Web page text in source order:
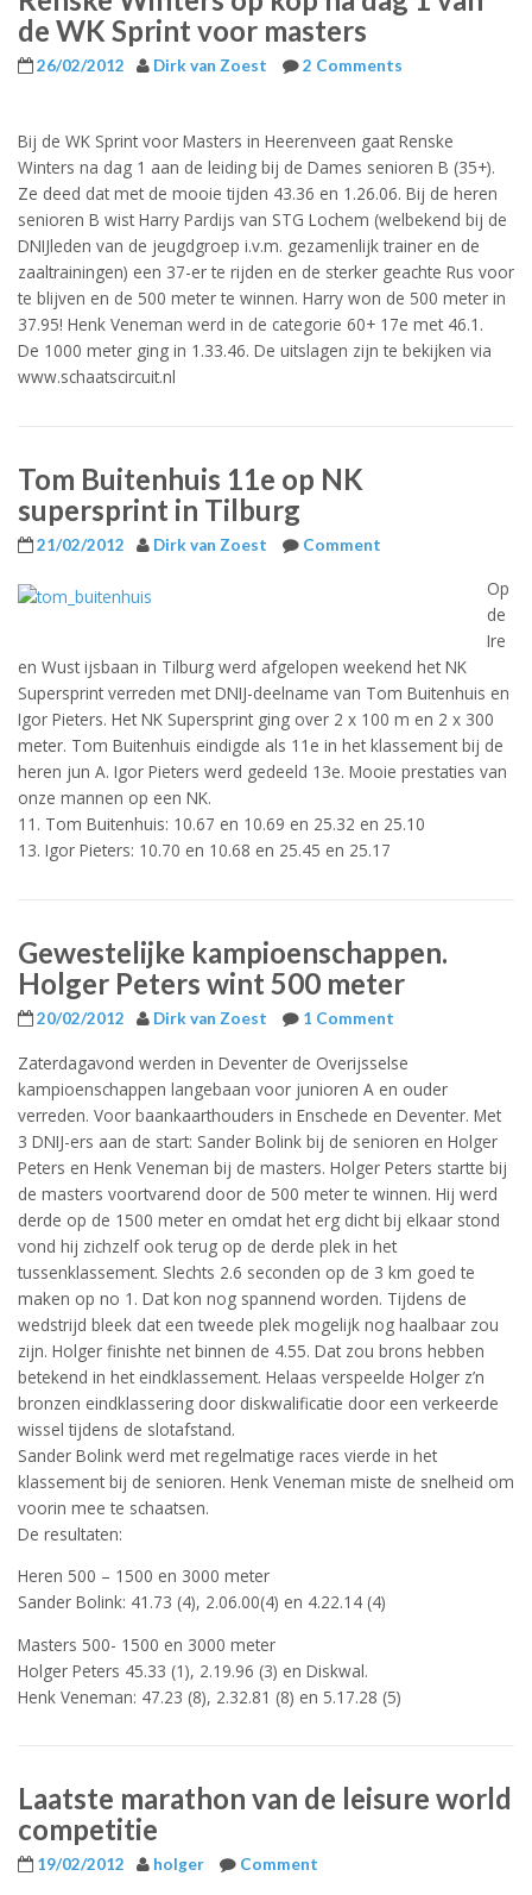
de WK Sprint voor masters
26/02/2012 Dirk van Zoest 2 Comments
Bij de WK Sprint voor Masters in Heerenveen gaat Renske
Winters na dag 1 aan de leiding bij de Dames senioren B (35+).
Ze deed dat met de mooie tijden 43.36 en 1.26.06. Bij de heren
senioren B wist Harry Pardijs van STG Lochem (welbekend bij de
DNIJleden van de jeugdgroep i.v.m. gezamenlijk trainer en de
zaaltrainingen) een 37-er te rijden en de sterker geachte Rus voor
te blijven en de 500 meter te winnen. Harry won de 500 meter in
37.95! Henk Veneman werd in de categorie 60+ 17e met 46.1.
De 1000 meter ging in 1.33.46. De uitslagen zijn te bekijken via
www.schaatscircuit.nl
Tom Buitenhuis 11e op NK
supersprint in Tilburg
21/02/2012 Dirk van Zoest Comment
Op
de
Ire
en Wust ijsbaan in Tilburg werd afgelopen weekend het NK
Supersprint verreden met DNIJ-deelname van Tom Buitenhuis en
Igor Pieters. Het NK Supersprint ging over 2 x 100 m en 2 x 300
meter. Tom Buitenhuis eindigde als 11e in het klassement bij de
heren jun A. Igor Pieters werd gedeeld 13e. Mooie prestaties van
onze mannen op een NK.
11. Tom Buitenhuis: 10.67 en 10.69 en 25.32 en 25.10
13. Igor Pieters: 10.70 en 10.68 en 25.45 en 25.17
Gewestelijke kampioenschappen.
Holger Peters wint 500 meter
20/02/2012 Dirk van Zoest 1 Comment
Zaterdagavond werden in Deventer de Overijsselse
kampioenschappen langebaan voor junioren A en ouder
verreden. Voor baankaarthouders in Enschede en Deventer. Met
3 DNIJ-ers aan de start: Sander Bolink bij de senioren en Holger
Peters en Henk Veneman bij de masters. Holger Peters startte bij
de masters voortvarend door de 500 meter te winnen. Hij werd
derde op de 1500 meter en omdat het erg dicht bij elkaar stond
vond hij zichzelf ook terug op de derde plek in het
tussenklassement. Slechts 2.6 seconden op de 3 km goed te
maken op no 1. Dat kon nog spannend worden. Tijdens de
wedstrijd bleek dat een tweede plek mogelijk nog haalbaar zou
zijn. Holger finishte net binnen de 4.55. Dat zou brons hebben
betekend in het eindklassement. Helaas verspeelde Holger z’n
bronzen eindklassering door diskwalificatie door een verkeerde
wissel tijdens de slotafstand.
Sander Bolink werd met regelmatige races vierde in het
klassement bij de senioren. Henk Veneman miste de snelheid om
voorin mee te schaatsen.
De resultaten:
Heren 500 – 1500 en 3000 meter
Sander Bolink: 41.73 (4), 2.06.00(4) en 4.22.14 (4)
Masters 500- 1500 en 3000 meter
Holger Peters 45.33 (1), 2.19.96 (3) en Diskwal.
Henk Veneman: 47.23 (8), 2.32.81 (8) en 5.17.28 (5)
Laatste marathon van de leisure world
competitie
19/02/2012 holger Comment